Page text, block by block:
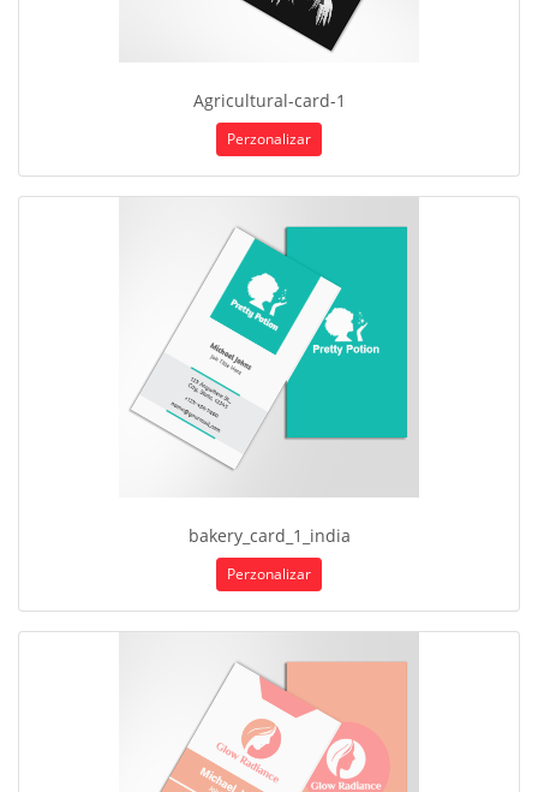
Agricultural-card-1
Perzonalizar
bakery_card_1_india
Perzonalizar